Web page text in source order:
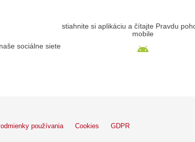
sociálne siete
stiahnite si aplikáciu a čítajte Pravdu
mobile
používania Cookies GDPR